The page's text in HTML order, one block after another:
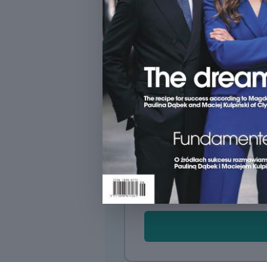
Dostęp do
13 PLN
Jednorazowa płatność,
przedstawicielami rynku i
Archiwum zawierające
komercyjnych i
przestrzeni 27 lat;
Eurojobsy
Eurobuild FM